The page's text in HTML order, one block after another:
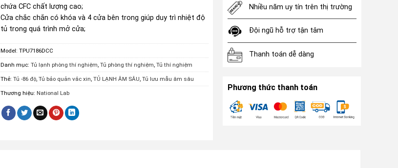
chứa CFC chất lượng cao;
Cửa chắc chắn có khóa và 4 cửa bên trong giúp duy trì nhiệt độ
tủ trong quá trình mở cửa;
Model:TPU7186DCC
Danh mục:Tủ lạnh phòng thí nghiệm,Tủ phòng thí nghiệm,Tủ thí nghiệm
Thẻ:Tủ -86 độ,Tủ bảo quản vắc xin,TỦ LẠNH ÂM SÂU,Tủ lưu mẫu âm sâu
Thương hiệu: National Lab
Nhiều năm uy tín trên thị trường
Đội ngũ hỗ trợ tận tâm
Thanh toán dễ dàng
Phương thức thanh toán